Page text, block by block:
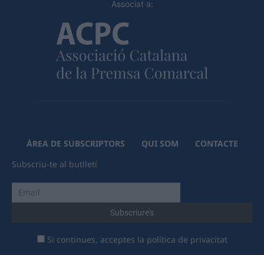
Associat a:
ÀREA DE SUBSCRIPTORS QUI SOM
CONTACTE
Subscriu-te al butlletí
Si continues, acceptes la política de privacitat